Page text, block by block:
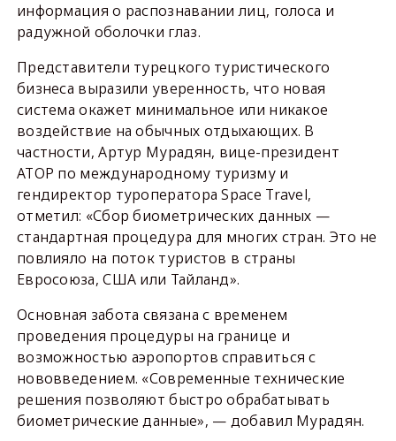
информация о распознавании лиц, голоса и
радужной оболочки глаз.
Представители турецкого туристического
бизнеса выразили уверенность, что новая
система окажет минимальное или никакое
воздействие на обычных отдыхающих. В
частности, Артур Мурадян, вице-президент
АТОР по международному туризму и
гендиректор туроператора Space Travel,
отметил: «Сбор биометрических данных —
стандартная процедура для многих стран. Это не
повлияло на поток туристов в страны
Евросоюза, США или Тайланд».
Основная забота связана с временем
проведения процедуры на границе и
возможностью аэропортов справиться с
нововведением. «Современные технические
решения позволяют быстро обрабатывать
биометрические данные», — добавил Мурадян.